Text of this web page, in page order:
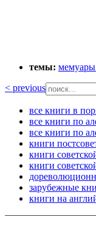
темы:
< previous
все книги в
все книги по
все книги по
книги
книги
книги
зарубежные
книги на